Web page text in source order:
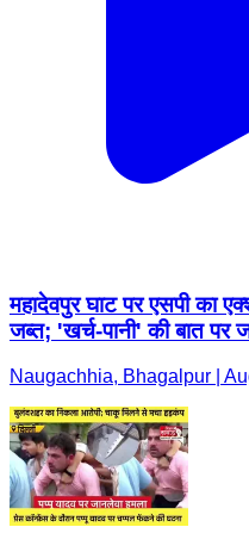
महादेवपुर घाट पर एसपी का
जब्त; 'खर्च-पानी' की बात
Naugachhia, Bhagalpur |